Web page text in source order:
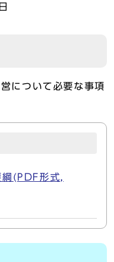
について必要な事項
(PDF形式,